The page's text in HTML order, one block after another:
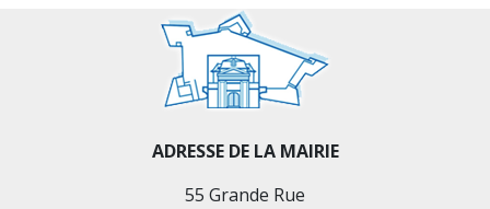
ADRESSE DE LA MAIRIE
55 Grande Rue